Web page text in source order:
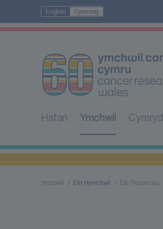
English Cymraeg
Hafan Ymchwil
Ymchwil Ein Hymchwil Ein Prosiectau